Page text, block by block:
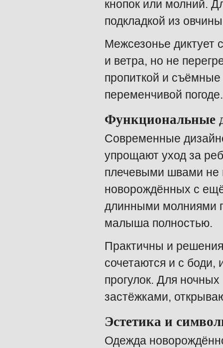
кнопок или молний.
подкладкой из
Межсезонье
и ветра, но не
пропиткой и съёмные
переменчивой погоде.
Функциональные
Современные
упрощают уход за
плечевыми швами не
новорождённых с
длинными молниями
малыша полностью.
Практичны и
сочетаются и с боди,
прогулок. Для
застёжками,
Эстетика и
Одежда